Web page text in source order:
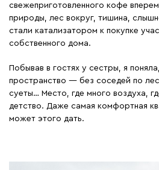
свежеприготовленного кофе
природы, лес вокруг, тишина,
стали катализатором к покупке
собственного дома.
Побывав в гостях у сестры, я
пространство — без соседей по
суеты… Место, где много воздуха,
детство. Даже самая комфортная
может этого дать.